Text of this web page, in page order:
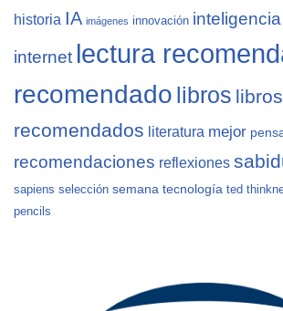
historia IA imágenes innovación
internet lectura
recomendado libros libros
recomendados literatura mejor
recomendaciones reflexiones
sapiens selección semana tecnología ted
pencils